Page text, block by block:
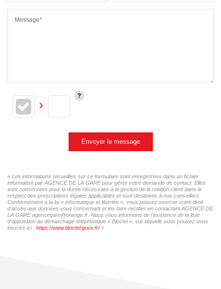
Message*
Envoyer le message
« Les informations recueillies sur ce formulaire sont enregistrées dans un fichier
informatisé par AGENCE DE LA GARE pour gérer votre demande de contact. Elles
sont conservées pour la durée nécessaire à la gestion de la relation client dans le
respect des prescriptions légales applicables et sont destinées à nos conseillers
Conformément à la loi « informatique et libertés », vous pouvez exercer votre droit
d'accès aux données vous concernant et les faire rectifier en contactant AGENCE DE
LA GARE agencegare@orange.fr. Nous vous informons de l'existence de la liste
d'opposition au démarchage téléphonique « Bloctel », sur laquelle vous pouvez vous
inscrire ici : https://www.bloctel.gouv.fr/»